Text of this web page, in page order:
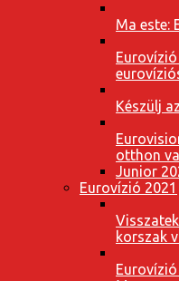
Ma este:
Készülj
otthon
Junior
Eurovízió 2021
korszak